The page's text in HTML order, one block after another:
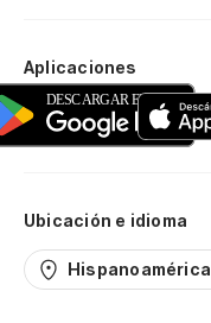
Aplicaciones
Ubicación e idioma
Hispanoamérica